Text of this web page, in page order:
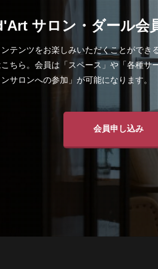
サロン・ダール会
テンツをお楽しみいただくことができ
ちら。会員は「スペース」や「各種サ
サロンへの参加」が可能になります。
会員申し込み